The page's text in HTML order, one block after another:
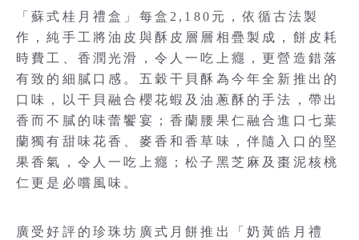
「蘇式桂月禮盒」每盒2,180元，依循古法製
作，純手工將油皮與酥皮層層相疊製成，餅皮耗
時費工、香潤光滑，令人一吃上癮，更營造錯落
有致的細膩口感。五穀干貝酥為今年全新推出的
口味，以干貝融合櫻花蝦及油蔥酥的手法，帶出
香而不膩的味蕾饗宴；香蘭腰果仁融合進口七葉
蘭獨有甜味花香、麥香和香草味，伴隨入口的堅
果香氣，令人一吃上癮；松子黑芝麻及棗泥核桃
仁更是必嚐風味。
廣受好評的珍珠坊廣式月餅推出「奶黃皓月禮